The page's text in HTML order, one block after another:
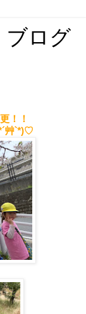
ブログ
！！
艸`*)♡